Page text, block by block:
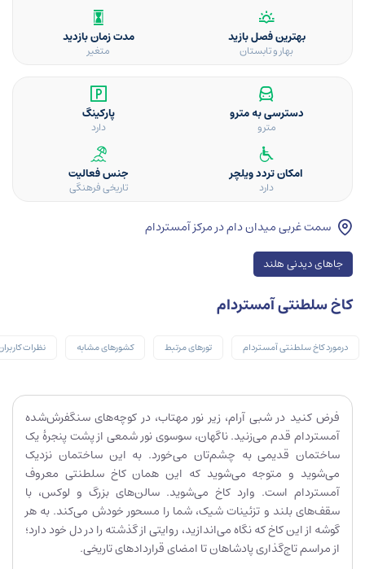
بهترین فصل بازید
بهار و تابستان
مدت زمان بازدید
متغیر
دسترسی به مترو
مترو
پارکینگ
دارد
امکان تردد ویلچر
دارد
جنس فعالیت
تاریخی فرهنگی
سمت غربی میدان دام در مرکز آمستردام
جاهای دیدنی هلند
کاخ سلطنتی آمستردام
درمورد کاخ سلطنتی آمستردام تورهای مرتبط کشورهای مشابه نظرات
فرض کنید در شبی آرام، زیر نور مهتاب، در کوچه‌های سنگفرش‌شده
آمستردام قدم می‌زنید. ناگهان، سوسوی نور شمعی از پشت پنجرۀ یک
ساختمان قدیمی به چشم‌تان می‌خورد. به این ساختمان نزدیک
می‌شوید و متوجه می‌شوید که این همان کاخ سلطنتی معروف
آمستردام است. وارد کاخ می‌شوید. سالن‌های بزرگ و لوکس، با
سقف‌های بلند و تزئینات شیک، شما را مسحور خودش می‌کند. به هر
گوشه از این کاخ که نگاه می‌اندازید، روایتی از گذشته‌ را در دل خود دارد؛
از مراسم تاج‌گذاری پادشاهان تا امضای قراردادهای تاریخی.